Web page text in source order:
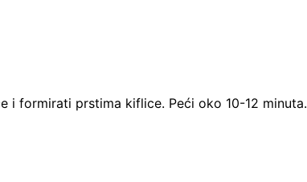
i formirati prstima kiflice. Peći oko 10-12 minuta.